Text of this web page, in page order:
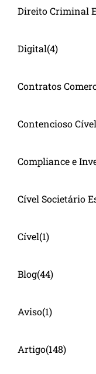
Direito Criminal
Digital(4)
Contratos
Contencioso Cível
Compliance e
Cível Societário
Cível(1)
Blog(44)
Aviso(1)
Artigo(148)